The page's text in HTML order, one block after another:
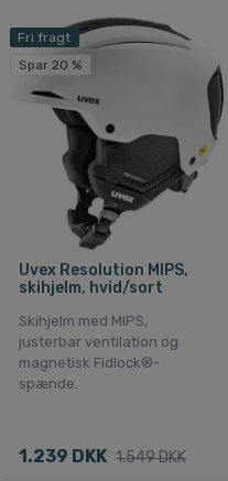
Fri fragt
Spar 20 %
Uvex Resolution MIPS,
skihjelm, hvid/sort
Skihjelm med MIPS,
justerbar ventilation og
magnetisk Fidlock®-
spænde.
1.239 DKK 1.549 DKK